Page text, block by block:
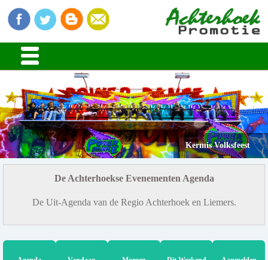
Kermis Volksfeest
De Achterhoekse Evenementen Agenda
De Uit-Agenda van de Regio Achterhoek en Liemers.